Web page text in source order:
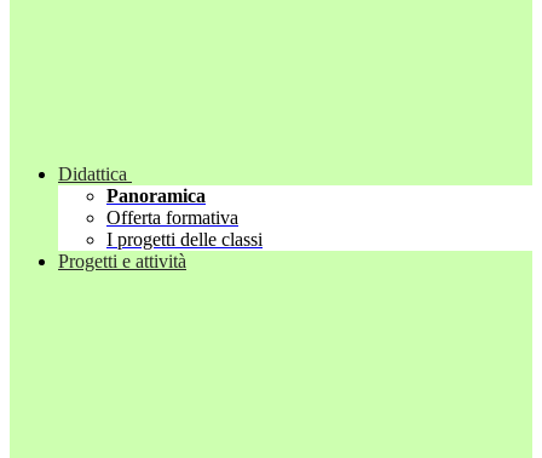
Didattica
Panoramica
Offerta formativa
I progetti delle classi
Progetti e attività